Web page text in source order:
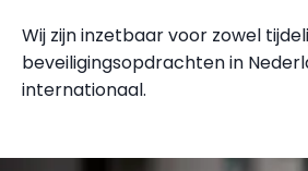
Wij zijn inzetbaar voor zowel
beveiligingsopdrachten in
internationaal.